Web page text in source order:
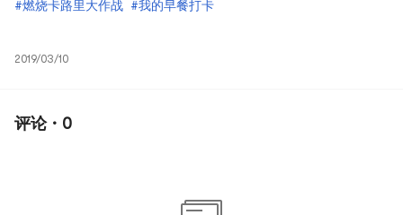
#燃烧卡路里大作战 #我的早餐打卡
2019/03/10
评论 · 0